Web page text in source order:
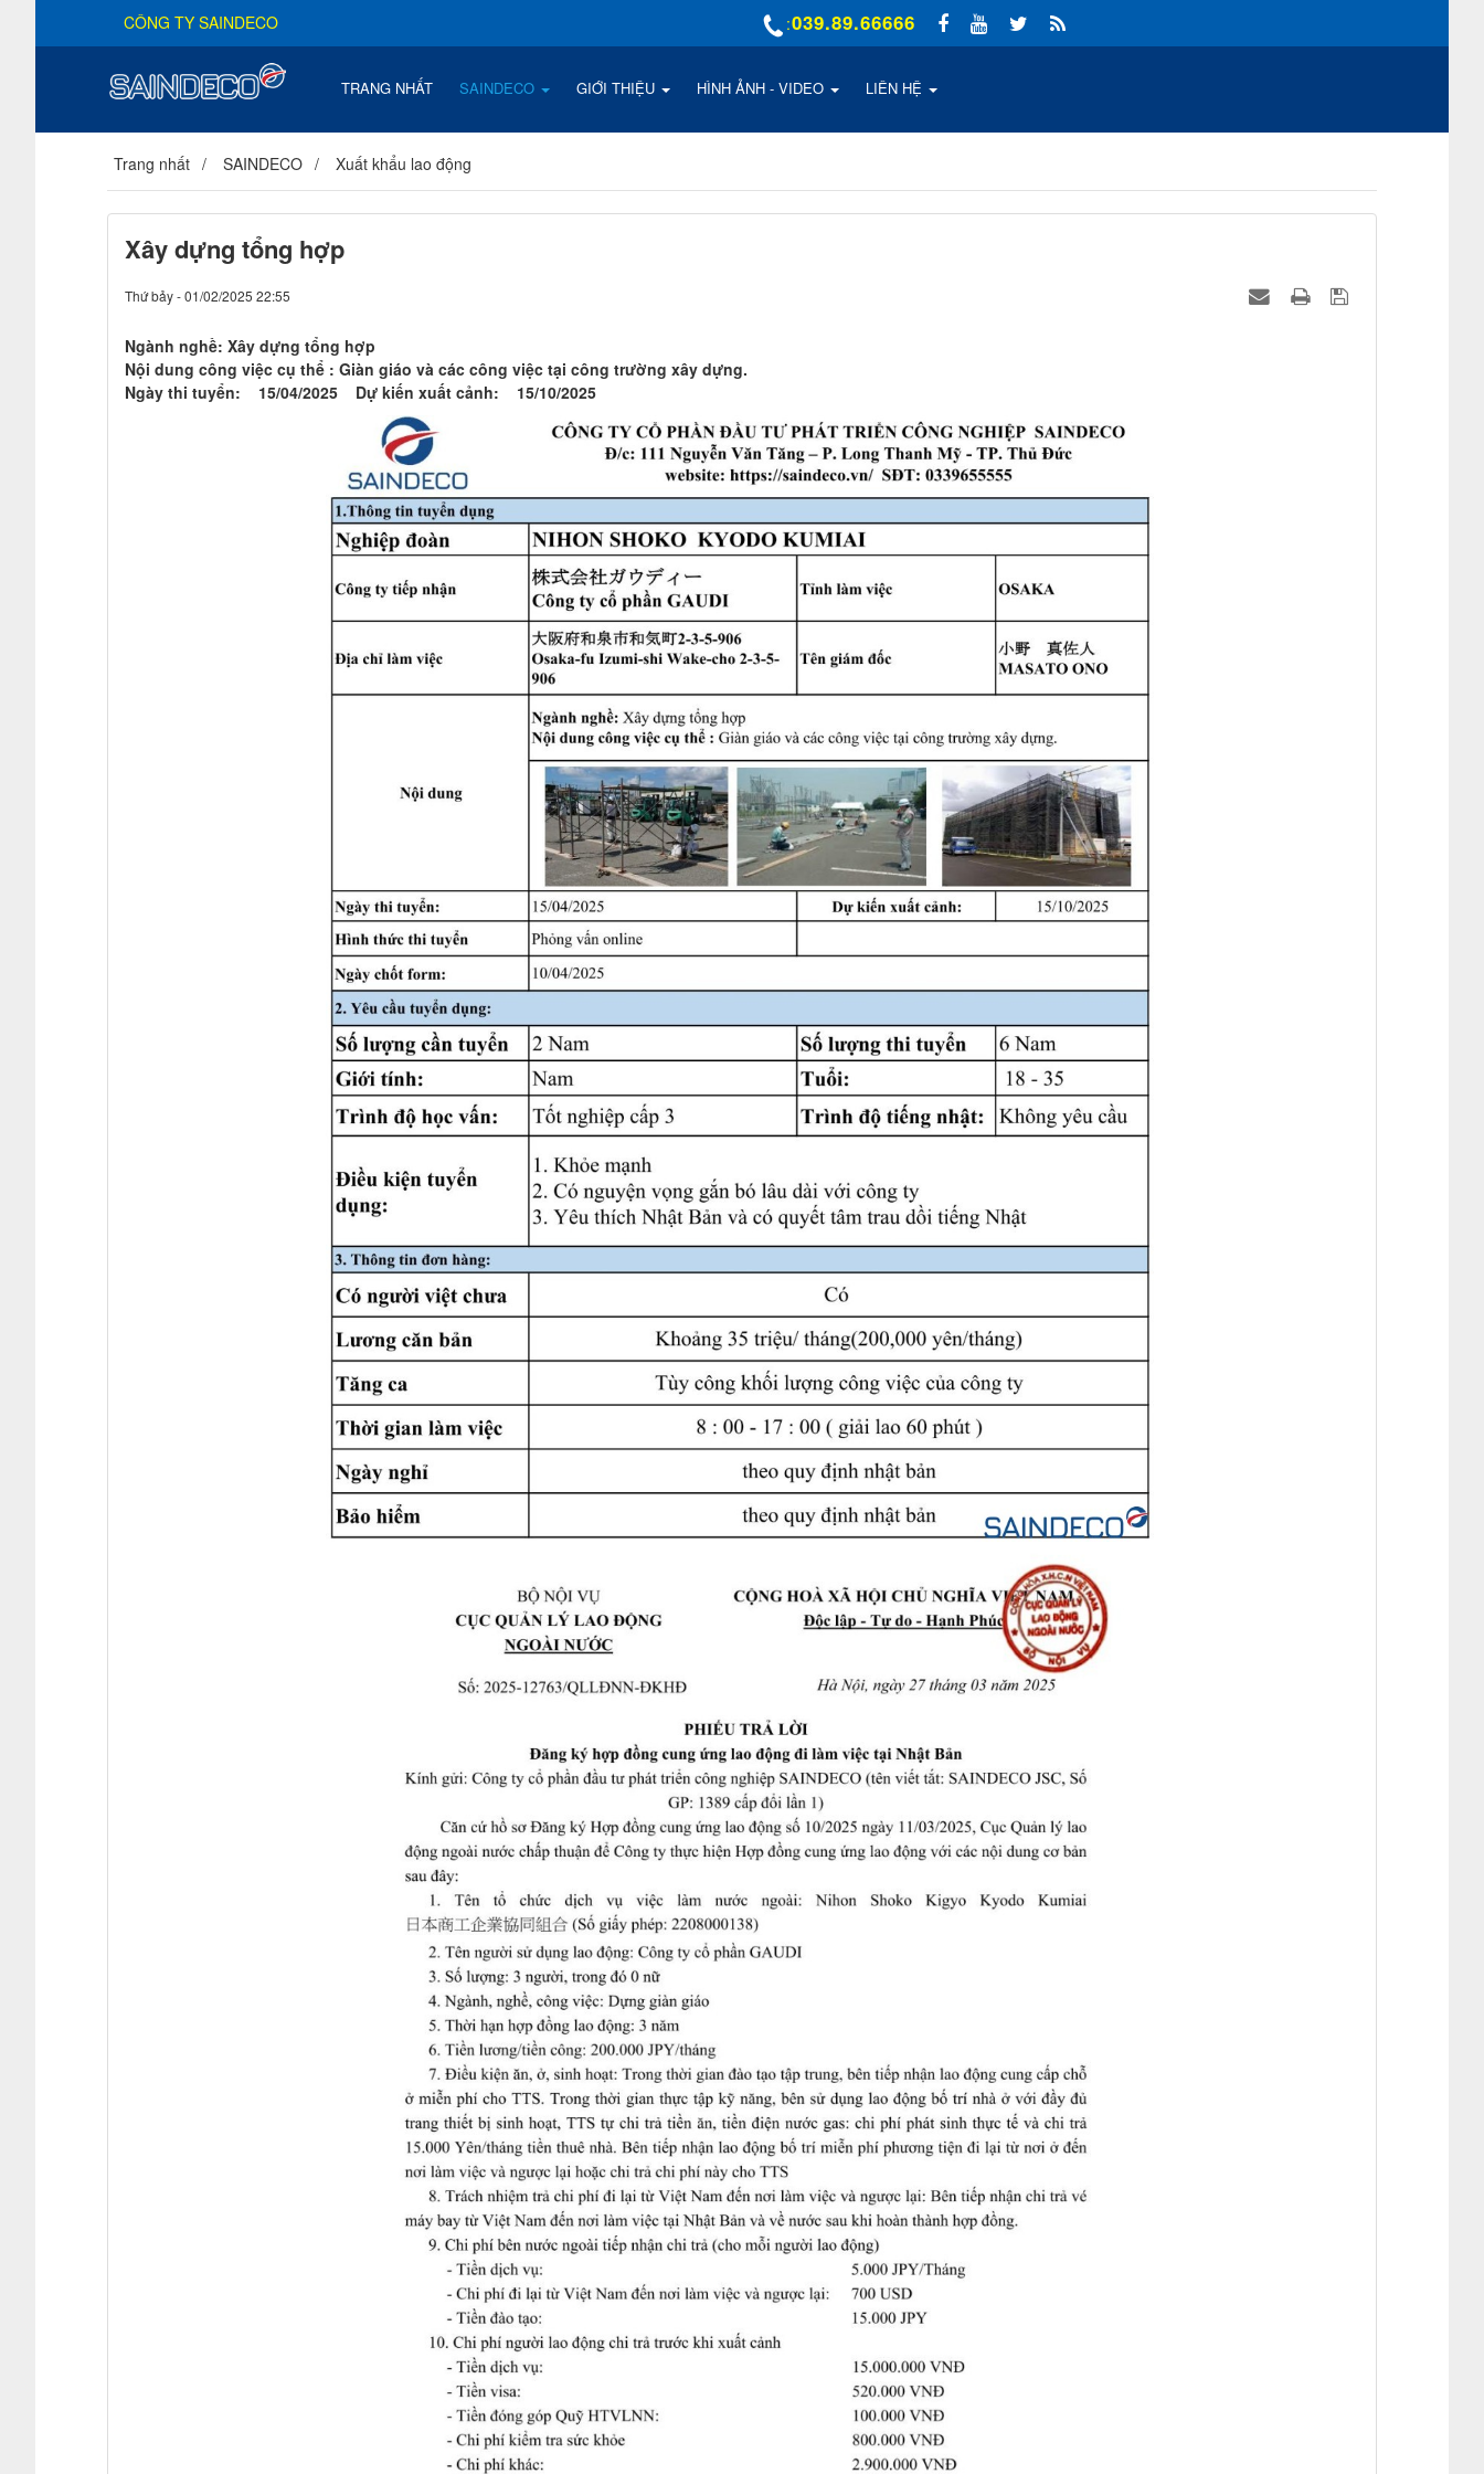
TRANG NHẤT SAINDECO GIỚI THIỆU HÌNH ẢNH - VIDEO LIÊN HỆ
CÔNG TY SAINDECO :039.89.66666
Trang nhất SAINDECO Xuất khẩu lao động
Xây dựng tổng hợp
Thứ bảy - 01/02/2025 22:55
Ngành nghề: Xây dựng tổng hợp
Nội dung công việc cụ thể : Giàn giáo và các công việc tại công trường xây dựng.
Ngày thi tuyển: 15/04/2025 Dự kiến xuất cảnh: 15/10/2025